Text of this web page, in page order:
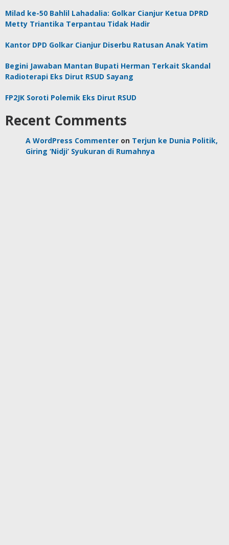
Milad ke-50 Bahlil Lahadalia: Golkar Cianjur Ketua DPRD
Metty Triantika Terpantau Tidak Hadir
Kantor DPD Golkar Cianjur Diserbu Ratusan Anak Yatim
Begini Jawaban Mantan Bupati Herman Terkait Skandal
Radioterapi Eks Dirut RSUD Sayang
FP2JK Soroti Polemik Eks Dirut RSUD
Recent Comments
A WordPress Commenter on Terjun ke Dunia Politik,
Giring ‘Nidji’ Syukuran di Rumahnya